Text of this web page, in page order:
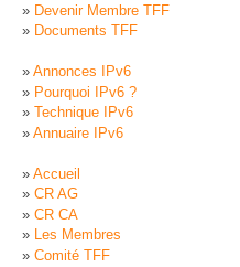
Devenir Membre TFF
Documents TFF
Annonces IPv6
Pourquoi IPv6 ?
Technique IPv6
Annuaire IPv6
Accueil
CR AG
CR CA
Les Membres
Comité TFF